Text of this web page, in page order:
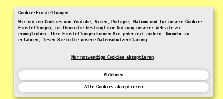
Cookie-Einstellungen
Wir nutzen Cookies von Youtube, Vimeo, Podigee, Matomo und für unsere Cookie-
Einstellungen, um Ihnen die bestmögliche Nutzung unserer Website zu
ermöglichen. Ihre Einstellungen können Sie jederzeit ändern. Um mehr zu
erfahren, lesen Sie bitte unsereDatenschutzerklärung.
Nur notwendige Cookies akzeptieren
Ablehnen
Alle Cookies akzeptieren